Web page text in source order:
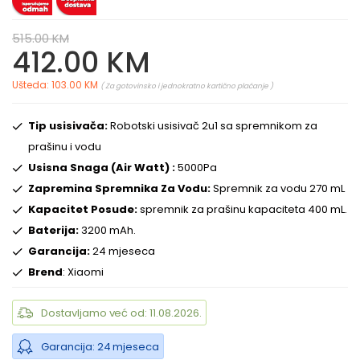
515.00 KM
412.00 KM
Ušteda: 103.00 KM ( Za gotovinsko i jednokratno kartično plaćanje )
Tip usisivača:Robotski usisivač 2u1 sa spremnikom za
prašinu i vodu
Usisna Snaga (Air Watt) :5000Pa
Zapremina Spremnika Za Vodu:Spremnik za vodu 270 mL
Kapacitet Posude:spremnik za prašinu kapaciteta 400 mL.
Baterija:3200 mAh.
Garancija:24 mjeseca
Brend: Xiaomi
Dostavljamo već od: 11.08.2026.
Garancija: 24 mjeseca